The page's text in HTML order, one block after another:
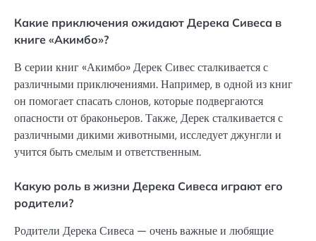
Какие приключения ожидают Дерека Сивеса в
книге «Акимбо»?
В серии книг «Акимбо» Дерек Сивес сталкивается с
различными приключениями. Например, в одной из книг
он помогает спасать слонов, которые подвергаются
опасности от браконьеров. Также, Дерек сталкивается с
различными дикими животными, исследует джунгли и
учится быть смелым и ответственным.
Какую роль в жизни Дерека Сивеса играют его
родители?
Родители Дерека Сивеса — очень важные и любящие